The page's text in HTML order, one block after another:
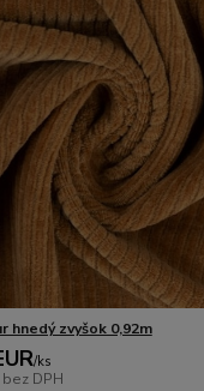
hnedý zvyšok 0,92m
/ks
bez DPH